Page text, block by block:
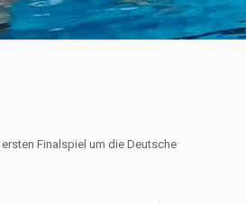
Finalspiel um die Deutsche